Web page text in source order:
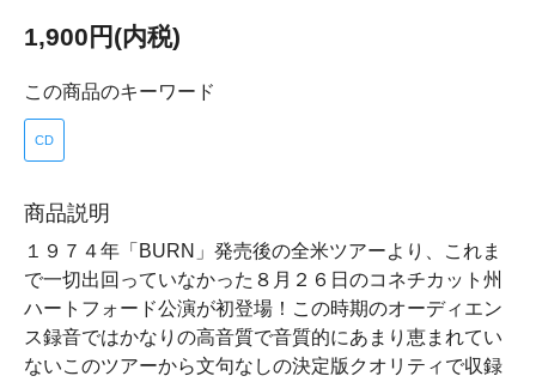
1,900円(内税)
この商品のキーワード
CD
商品説明
１９７４年「BURN」発売後の全米ツアーより、これま
で一切出回っていなかった８月２６日のコネチカット州
ハートフォード公演が初登場！この時期のオーディエン
ス録音ではかなりの高音質で音質的にあまり恵まれてい
ないこのツアーから文句なしの決定版クオリティで収録